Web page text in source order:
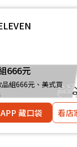
666元
組666元、美式買
藏口袋 看店